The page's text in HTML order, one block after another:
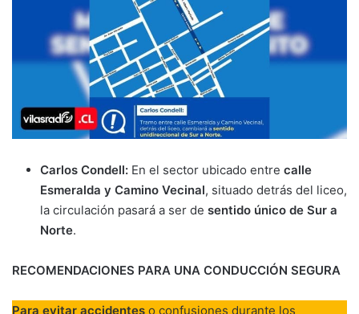
Carlos Condell: En el sector ubicado entre calle
Esmeralda y Camino Vecinal, situado detrás del liceo,
la circulación pasará a ser de sentido único de Sur a
Norte.
RECOMENDACIONES PARA UNA CONDUCCIÓN SEGURA
Para evitar accidentes o confusiones durante los